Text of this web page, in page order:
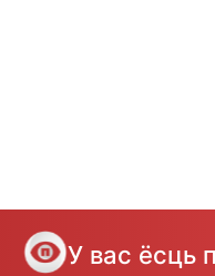
У вас ёсць